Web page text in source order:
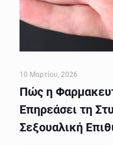
10 Μαρτίου, 2026
Πώς η
Επηρεάσει τη
Σεξουαλική